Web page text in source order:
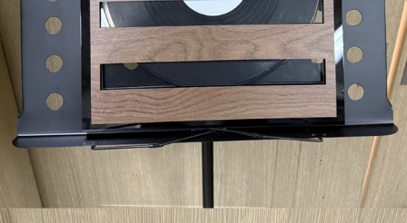
프 하세요!